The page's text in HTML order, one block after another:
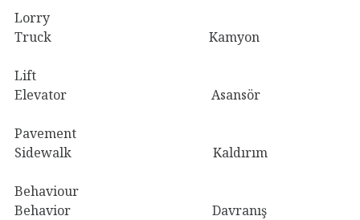
Lorry
Truck Kamyon
Lift
Elevator Asansör
Pavement
Sidewalk Kaldırım
Behaviour
Behavior Davranış